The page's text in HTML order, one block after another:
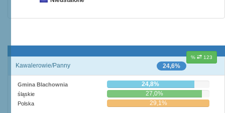
% 123
24,6%
Kawalerowie/Panny
Gmina Blachownia 24,8%
śląskie 27,0%
Polska 29,1%